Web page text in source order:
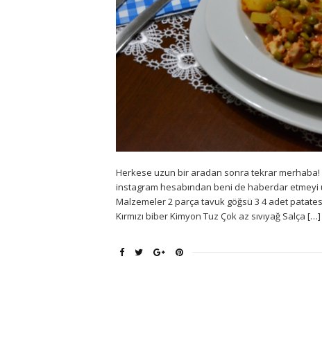
Herkese uzun bir aradan sonra tekrar
instagram hesabından beni de haberdar etmeyi
Malzemeler 2 parça tavuk göğsü 3 4 adet
Kırmızı biber Kimyon Tuz Çok az sıvıyağ Salça […]